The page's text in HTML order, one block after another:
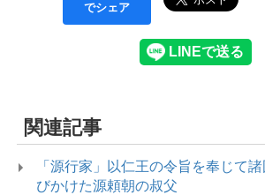
でシェア
関連記事
「源行家」以仁王の令旨を奉じて
びかけた源頼朝の叔父